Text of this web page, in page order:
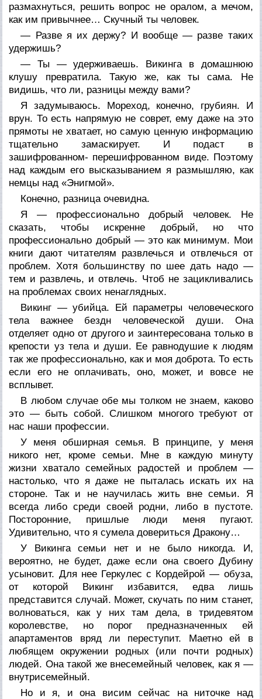
размахнуться, решить вопрос не оралом, а мечом,
как им привычнее… Скучный ты человек.
— Разве я их держу? И вообще — разве таких
удержишь?
— Ты — удерживаешь. Викинга в домашнюю
клушу превратила. Такую же, как ты сама. Не
видишь, что ли, разницы между вами?
Я задумываюсь. Мореход, конечно, грубиян. И
врун. То есть напрямую не соврет, ему даже на это
прямоты не хватает, но самую ценную информацию
тщательно замаскирует. И подаст в
зашифрованном- перешифрованном виде. Поэтому
над каждым его высказыванием я размышляю, как
немцы над «Энигмой».
Конечно, разница очевидна.
Я — профессионально добрый человек. Не
сказать, чтобы искренне добрый, но что
профессионально добрый — это как минимум. Мои
книги дают читателям развлечься и отвлечься от
проблем. Хотя большинству по шее дать надо —
тем и развлечь, и отвлечь. Чтоб не зацикливались
на проблемах своих ненаглядных.
Викинг — убийца. Ей параметры человеческого
тела важнее бездн человеческой души. Она
отделяет одно от другого и заинтересована только в
крепости уз тела и души. Ее равнодушие к людям
так же профессионально, как и моя доброта. То есть
если его не оплачивать, оно, может, и вовсе не
всплывет.
В любом случае обе мы толком не знаем, каково
это — быть собой. Слишком многого требуют от
нас наши профессии.
У меня обширная семья. В принципе, у меня
никого нет, кроме семьи. Мне в каждую минуту
жизни хватало семейных радостей и проблем —
настолько, что я даже не пыталась искать их на
стороне. Так и не научилась жить вне семьи. Я
всегда либо среди своей родни, либо в пустоте.
Посторонние, пришлые люди меня пугают.
Удивительно, что я сумела довериться Дракону…
У Викинга семьи нет и не было никогда. И,
вероятно, не будет, даже если она своего Дубину
усыновит. Для нее Геркулес с Кордейрой — обуза,
от которой Викинг избавится, едва лишь
представится случай. Может, скучать по ним станет,
волноваться, как у них там дела, в тридевятом
королевстве, но порог предназначенных ей
апартаментов вряд ли переступит. Маетно ей в
любящем окружении родных (или почти родных)
людей. Она такой же внесемейный человек, как я —
внутрисемейный.
Но и я, и она висим сейчас на ниточке над